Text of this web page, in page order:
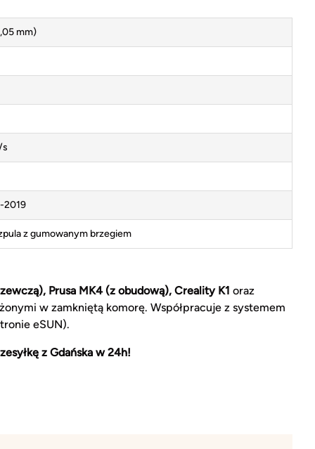
mm)
s
2019
z gumowanym brzegiem
Prusa MK4 (z obudową), Creality K1 oraz
w zamkniętą komorę. Współpracuje z systemem
eSUN).
z Gdańska w 24h!